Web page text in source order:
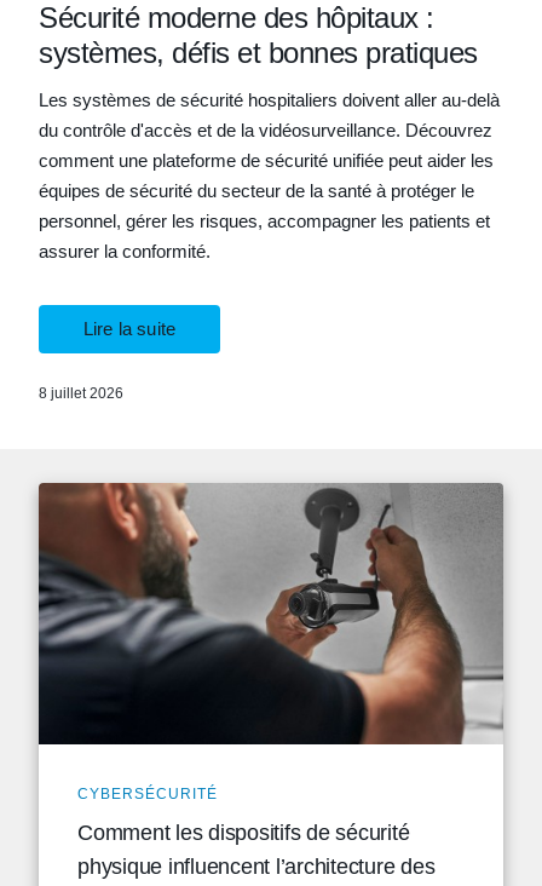
Sécurité moderne des hôpitaux :
systèmes, défis et bonnes pratiques
Les systèmes de sécurité hospitaliers doivent aller au-delà
du contrôle d'accès et de la vidéosurveillance. Découvrez
comment une plateforme de sécurité unifiée peut aider les
équipes de sécurité du secteur de la santé à protéger le
personnel, gérer les risques, accompagner les patients et
assurer la conformité.
Lire la suite
8 juillet 2026
CYBERSÉCURITÉ
Comment les dispositifs de sécurité
physique influencent l’architecture des